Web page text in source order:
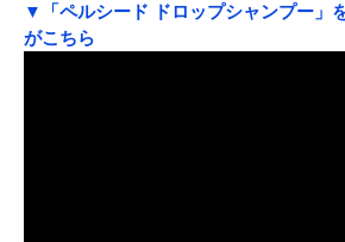
▼「ペルシード ドロップシャンプー」
がこちら